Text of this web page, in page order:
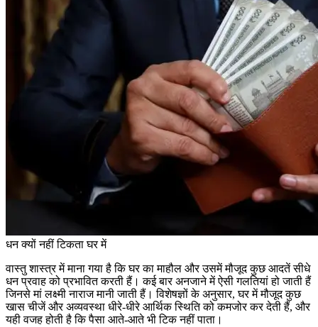
धन क्यों नहीं टिकता घर में
वास्तु शास्त्र में माना गया है कि घर का माहौल और उसमें मौजूद कुछ आदतें सीधे
धन प्रवाह को प्रभावित करती हैं। कई बार अनजाने में ऐसी गलतियां हो जाती हैं
जिनसे मां लक्ष्मी नाराज मानी जाती हैं। विशेषज्ञों के अनुसार, घर में मौजूद कुछ
खास चीजें और अव्यवस्था धीरे-धीरे आर्थिक स्थिति को कमजोर कर देती हैं, और
यही वजह होती है कि पैसा आते-आते भी टिक नहीं पाता।